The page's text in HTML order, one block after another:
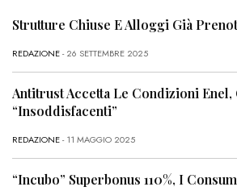
Strutture Chiuse E Alloggi Già
REDAZIONE- 26 SETTEMBRE 2025
Antitrust Accetta Le Condizioni
“Insoddisfacenti”
REDAZIONE- 11 MAGGIO 2025
“Incubo” Superbonus 110%, I